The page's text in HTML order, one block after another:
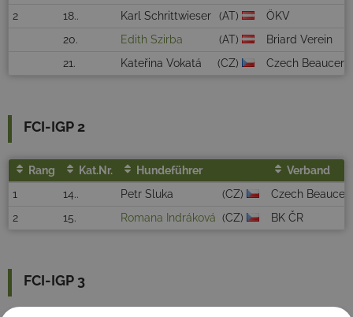
2
18.. Karl Schrittwieser (AT)
ÖKV
20.
Edith Szirba (AT)
Briard Verein
21.
Kateřina Vokatá (CZ) Czech
FCI-IGP 2
Rang Kat.Nr. Hundeführer
Verband
1
14.. Petr Sluka (CZ)
Czech
2
15. Romana Indráková (CZ) BK ČR
FCI-IGP 3